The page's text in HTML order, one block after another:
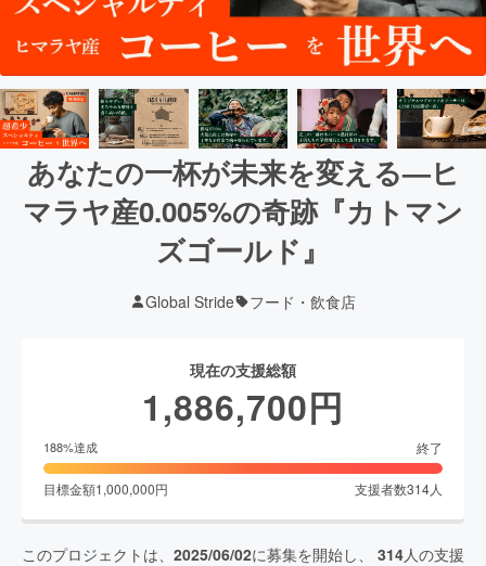
あなたの一杯が未来を変える—ヒ
マラヤ産0.005%の奇跡『カトマン
ズゴールド』
Global Stride フード・飲食店
現在の支援総額
1,886,700円
188%達成 終了
目標金額1,000,000円 支援者数314人
このプロジェクトは、 2025/06/02に募集を開始し、 314人の支援